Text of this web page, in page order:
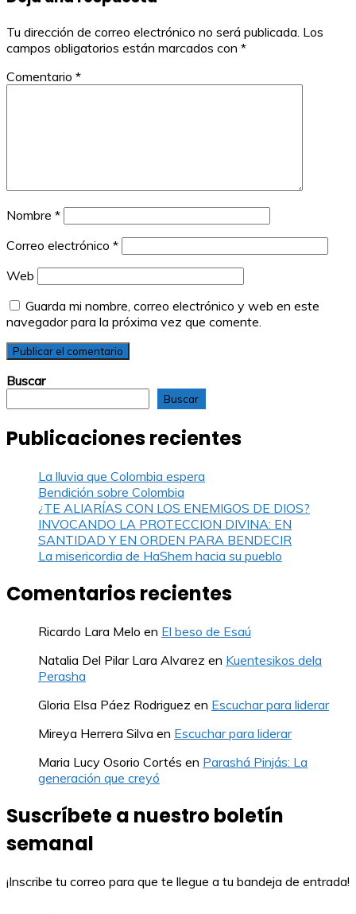
entradas
Tu dirección de correo electrónico no será publicada. Los
campos obligatorios están marcados con *
Comentario *
Nombre *
Correo electrónico *
Web
Guarda mi nombre, correo electrónico y web en este
navegador para la próxima vez que comente.
Buscar
Buscar
Publicaciones recientes
La lluvia que Colombia espera
Bendición sobre Colombia
¿TE ALIARÍAS CON LOS ENEMIGOS DE DIOS?
INVOCANDO LA PROTECCION DIVINA: EN
SANTIDAD Y EN ORDEN PARA BENDECIR
La misericordia de HaShem hacia su pueblo
Comentarios recientes
Ricardo Lara Melo en El beso de Esaú
Natalia Del Pilar Lara Alvarez en Kuentesikos dela
Perasha
Gloria Elsa Páez Rodriguez en Escuchar para liderar
Mireya Herrera Silva en Escuchar para liderar
Maria Lucy Osorio Cortés en Parashá Pinjás: La
generación que creyó
Suscríbete a nuestro boletín
semanal
¡Inscribe tu correo para que te llegue a tu bandeja de entrada!